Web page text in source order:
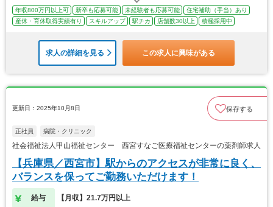
年収800万円以上可 新卒も応募可能 未経験者も応募可能
住宅補助（手当）あり
産休・育休取得実績有り
スキルアップ 駅チカ 店舗数30以上 積極採用中
求人の詳細を見る この求人に興味がある
更新日：2025年10月8日 保存する
正社員 病院・クリニック
社会福祉法人甲山福祉センター 西宮すなご医療福祉センターの薬剤師求人
【兵庫県／西宮市】駅からのアクセスが非常に良く、
バランスを保ってご勤務いただけます！
給与 【月収】21.7万円以上